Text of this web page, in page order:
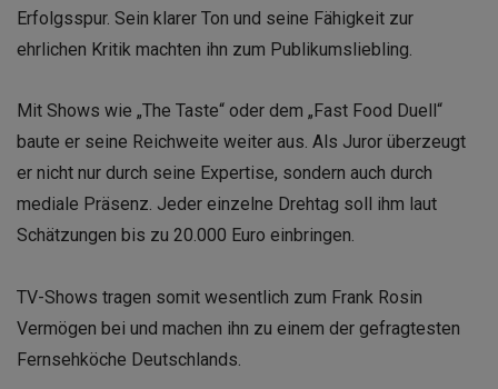
Erfolgsspur. Sein klarer Ton und seine Fähigkeit zur
ehrlichen Kritik machten ihn zum Publikumsliebling.
Mit Shows wie „The Taste“ oder dem „Fast Food Duell“
baute er seine Reichweite weiter aus. Als Juror überzeugt
er nicht nur durch seine Expertise, sondern auch durch
mediale Präsenz. Jeder einzelne Drehtag soll ihm laut
Schätzungen bis zu 20.000 Euro einbringen.
TV-Shows tragen somit wesentlich zum Frank Rosin
Vermögen bei und machen ihn zu einem der gefragtesten
Fernsehköche Deutschlands.